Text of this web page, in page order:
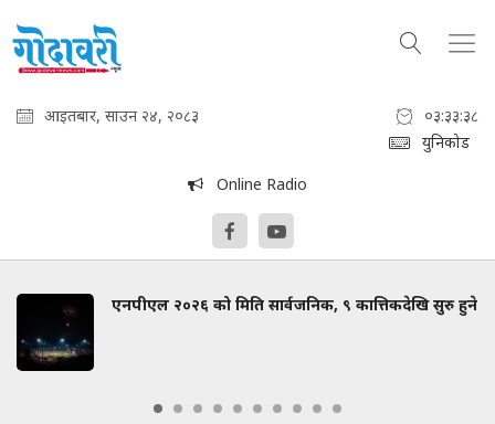
आइतबार, साउन २४, २०८३
०३:३३:३८
युनिकोड
Online Radio
एनपीएल २०२६ को मिति सार्वजनिक, ९ कात्तिकदेखि सुरु हुने